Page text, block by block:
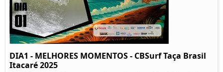
DIA1 - MELHORES MOMENTOS - CBSurf Taça Brasil
Itacaré 2025